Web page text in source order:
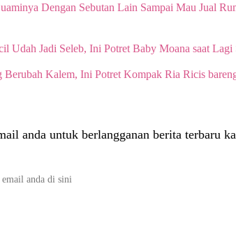
Dengan Sebutan Lain Sampai Mau Jual
Udah Jadi Seleb, Ini Potret Baby Moana saat Lagi
Berubah Kalem, Ini Potret Kompak Ria Ricis
anda untuk berlangganan berita terbaru